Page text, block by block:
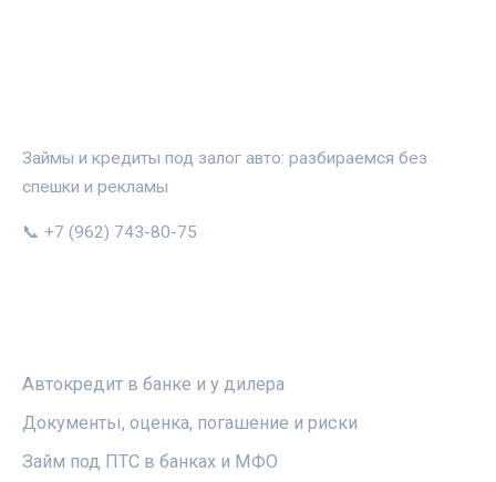
Займы и кредиты под залог авто: разбираемся без
спешки и рекламы
📞 +7 (962) 743-80-75
Автокредит в банке и у дилера
Документы, оценка, погашение и риски
Займ под ПТС в банках и МФО